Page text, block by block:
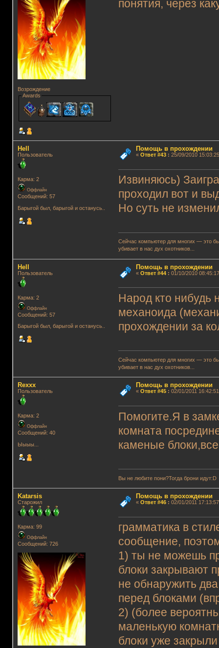
Возрождение
Awards
понятия, через
Hell
Пользователь
Карма: 2
Оффлайн
Сообщений: 57
Барыгой был, барыгой и останусь..
Помощь в прохождении
« Ответ #43: 25/09/2010
Извиняюсь)
проходил вот и
Но суть не
Сейчас компьютер для многих — это
убивает в нас дух охотников...
Hell
Пользователь
Карма: 2
Оффлайн
Сообщений: 57
Барыгой был, барыгой и останусь..
Помощь в прохождении
« Ответ #44: 01/10/2010
Народ кто нибудь
механоида
прохождении за
Сейчас компьютер для многих — это
убивает в нас дух охотников...
Rexxx
Пользователь
Карма: 2
Оффлайн
Сообщений: 40
Ыыыы...
Помощь в прохождении
« Ответ #45: 02/01/2011
Помогите.Я в
комната
каменые
Вы не любите пони?Тогда брони идут:D
Katarsis
Старожил
Карма: 99
Оффлайн
Сообщений: 726
Помощь в прохождении
« Ответ #46: 02/01/2011
грамматика в
сообщение,
1) ты не можешь
блоки закрывают
не обнаружить
перед блоками
2) (более
маленькую
блоки уже